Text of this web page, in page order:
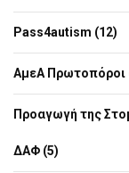
Pass4autism (12)
ΑμεΑ Πρωτοπόροι
Προαγωγή της
ΔΑΦ (5)